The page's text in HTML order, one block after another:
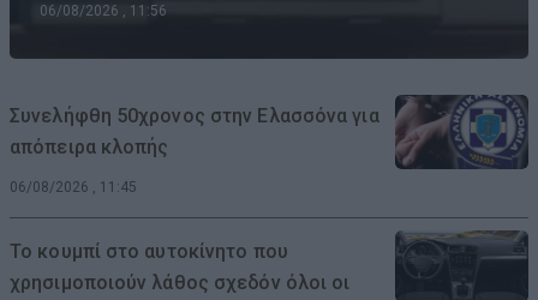
06/08/2026 , 11:56
Συνελήφθη 50χρονος στην Ελασσόνα για
απόπειρα κλοπής
06/08/2026 , 11:45
Το κουμπί στο αυτοκίνητο που
χρησιμοποιούν λάθος σχεδόν όλοι οι